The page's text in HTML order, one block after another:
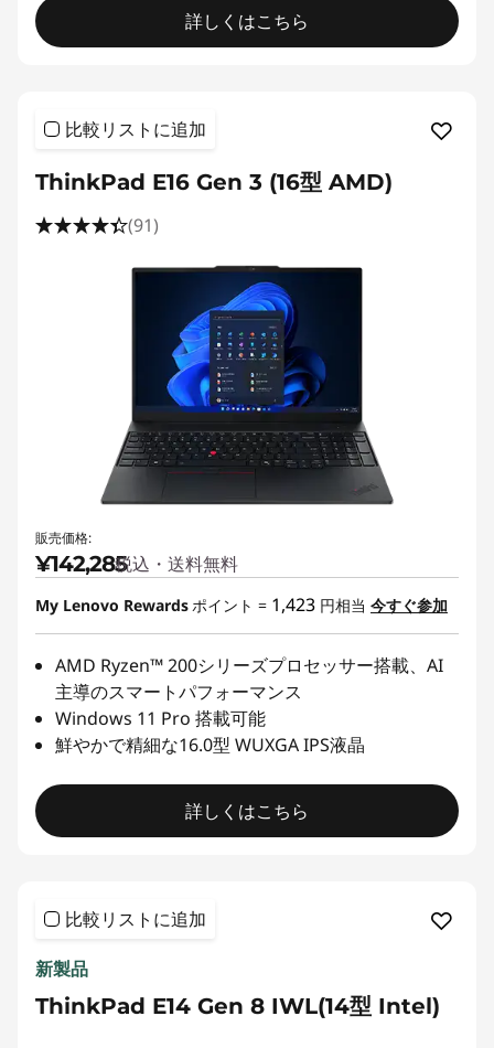
詳しくはこちら
比較リストに追加
ThinkPad E16 Gen 3 (16型 AMD)
(91)
販売価格:
¥142,285税込・送料無料
My Lenovo Rewardsポイント = 1,423 円相当 今すぐ参加
AMD Ryzen™ 200シリーズプロセッサー搭載、AI
主導のスマートパフォーマンス
Windows 11 Pro 搭載可能
鮮やかで精細な16.0型 WUXGA IPS液晶
詳しくはこちら
比較リストに追加
新製品
ThinkPad E14 Gen 8 IWL(14型 Intel)